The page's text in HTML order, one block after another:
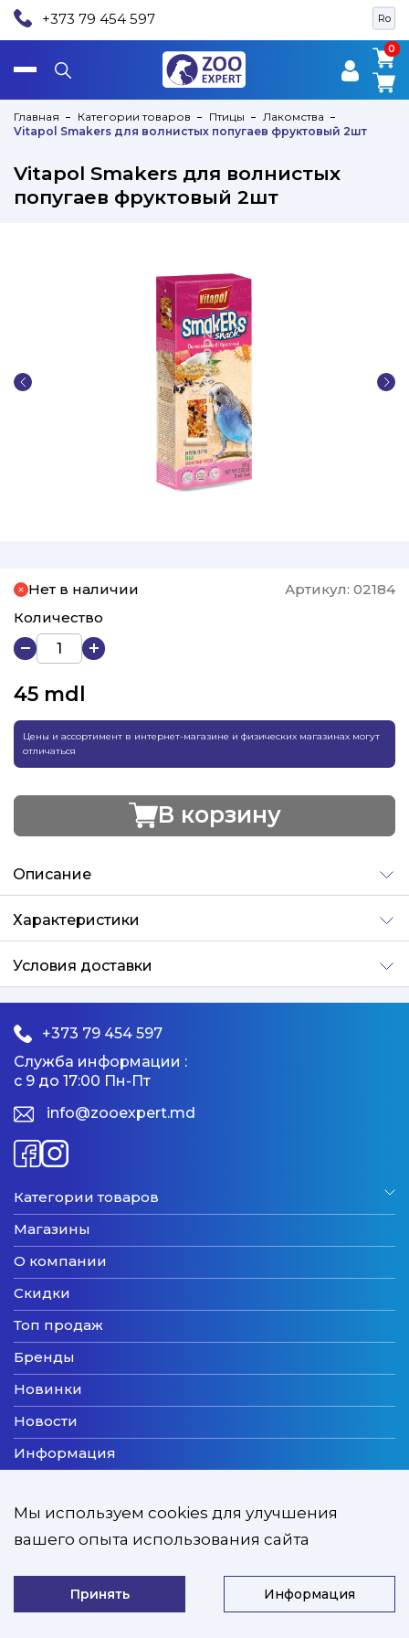
Ro
+373 79 454 597
0
0
Главная Категории товаров Птицы
Лакомства
Vitapol Smakers для волнистых попугаев фруктовый 2шт
Vitapol Smakers для волнистых
попугаев фруктовый 2шт
Нет в наличии Артикул: 02184
Количество
45 mdl
Цены и ассортимент в интернет-магазине и физических магазинах могут
отличаться
В корзину
Описание
Характеристики
Условия доставки
+373 79 454 597
Служба информации :
с 9 до 17:00 Пн-Пт
info@zooexpert.md
Категории товаров
Магазины
О компании
Скидки
Топ продаж
Бренды
Новинки
Новости
Информация
Оплата
Мы используем cookies для улучшения
вашего опыта использования сайта
Принять Информация